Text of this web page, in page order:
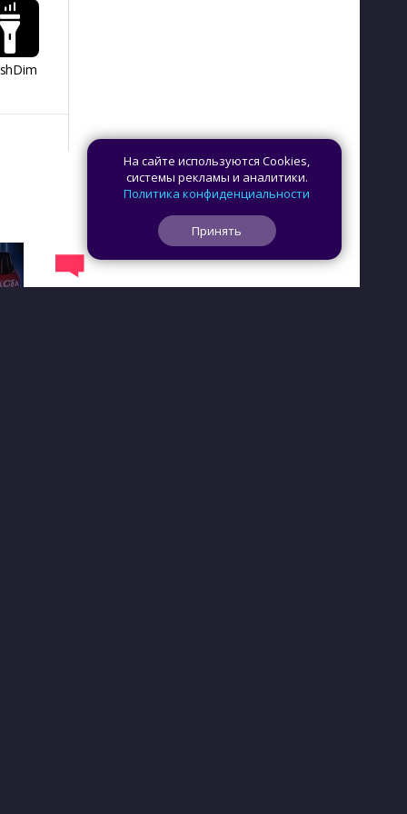
На сайте используются Cookies,
системы рекламы и аналитики.
Политика конфиденциальности
Принять